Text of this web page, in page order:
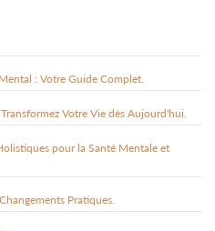
: Votre Guide Complet.
Votre Vie dès Aujourd'hui.
pour la Santé Mentale et
Pratiques.